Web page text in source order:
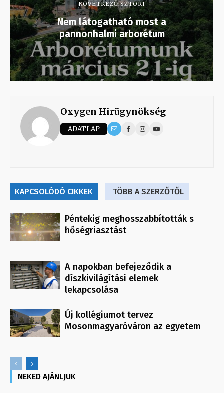
KÖVETKEZŐ SZTORI
Nem látogatható most a
pannonhalmi arborétum
Oxygen Hirügynökség
ADATLAP
KAPCSOLÓDÓ CIKKEK TÖBB A SZERZŐTŐL
Péntekig meghosszabbították s
hőségriasztást
A napokban befejeződik a
díszkivilágítási elemek
lekapcsolása
Új kollégiumot tervez
Mosonmagyaróváron az egyetem
NEKED AJÁNLJUK